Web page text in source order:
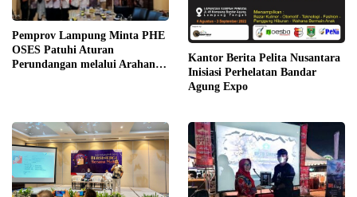
Pemprov Lampung Minta PHE
OSES Patuhi Aturan
Perundangan melalui Arahan
Kantor Berita Pelita Nusantara
Inisiasi Perhelatan Bandar
Agung Expo